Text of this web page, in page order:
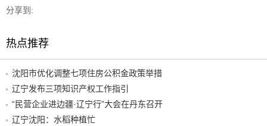
分享到:
热点推荐
沈阳市优化调整七项住房公积金政策举措
辽宁发布三项知识产权工作指引
“民营企业进边疆·辽宁行”大会在丹东召开
辽宁沈阳：水稻种植忙